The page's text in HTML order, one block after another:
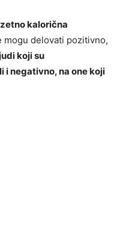
kalorična
mogu delovati pozitivno,
koji su
i negativno, na one koji